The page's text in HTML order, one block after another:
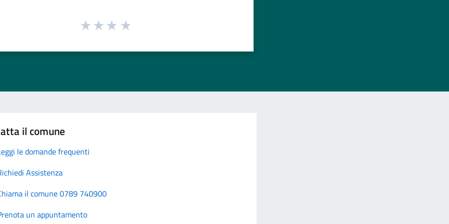
il comune
le domande frequenti
Assistenza
il comune 0789 740900
un appuntamento